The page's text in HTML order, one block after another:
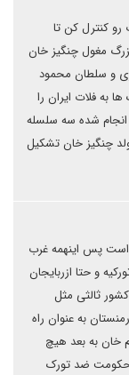
کنترل کن تا
مغول چنگیز خان
و سلطان محمود
به فلات ایران را
انجام شده سه سلسله
چنگیز خان تشکیل
است پس اینهمه غرب
و حتا ازربایجان
ثالثی مثل
به عنوان راه
خان به بعد هیچ
حکومت ضد تورک